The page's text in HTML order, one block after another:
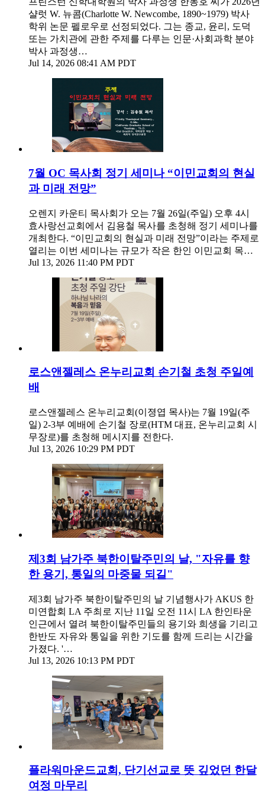
샬럿 W. 뉴콤(Charlotte W. Newcombe, 1890~1979) 박사
학위 논문 펠로우로 선정되었다. 그는 종교, 윤리, 도덕
또는 가치관에 관한 주제를 다루는 인문·사회과학 분야
박사 과정생…
Jul 14, 2026 08:41 AM PDT
7월 OC 목사회 정기 세미나 “이민교회의 현실
과 미래 전망”
오렌지 카운티 목사회가 오는 7월 26일(주일) 오후 4시
효사랑선교회에서 김용철 목사를 초청해 정기 세미나를
개최한다. “이민교회의 현실과 미래 전망”이라는 주제로
열리는 이번 세미나는 규모가 작은 한인 이민교회 목…
Jul 13, 2026 11:40 PM PDT
로스앤젤레스 온누리교회 손기철 초청 주일예
배
로스앤젤레스 온누리교회(이졍엽 목사)는 7월 19일(주
일) 2-3부 예배에 손기철 장로(HTM 대표, 온누리교회 시
무장로)를 초청해 메시지를 전한다.
Jul 13, 2026 10:29 PM PDT
제3회 남가주 북한이탈주민의 날, "자유를 향
한 용기, 통일의 마중물 되길"
제3회 남가주 북한이탈주민의 날 기념행사가 AKUS 한
미연합회 LA 주최로 지난 11일 오전 11시 LA 한인타운
인근에서 열려 북한이탈주민들의 용기와 희생을 기리고
한반도 자유와 통일을 위한 기도를 함께 드리는 시간을
가졌다. '…
Jul 13, 2026 10:13 PM PDT
플라워마운드교회, 단기선교로 뜻 깊었던 한달
여정 마무리